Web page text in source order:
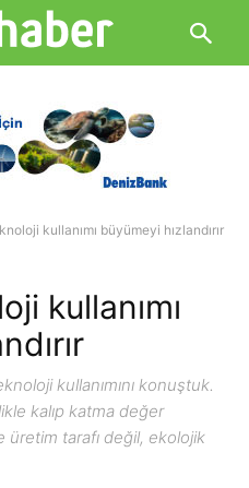
kullanımı büyümeyi hızlandırır
kullanımı
kullanımını konuştuk.
kalıp katma değer
üretim tarafı değil, ekolojik